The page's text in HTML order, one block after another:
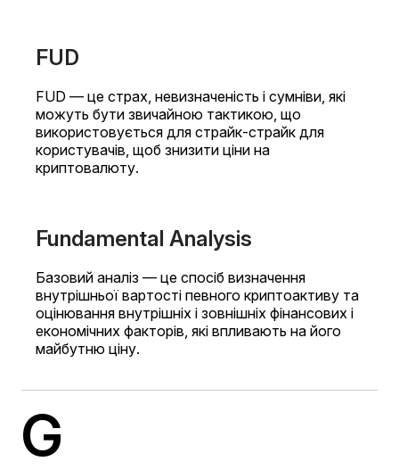
FUD
FUD — це страх, невизначеність і сумніви, які
можуть бути звичайною тактикою, що
використовується для страйк-страйк для
користувачів, щоб знизити ціни на
криптовалюту.
Fundamental Analysis
Базовий аналіз — це спосіб визначення
внутрішньої вартості певного криптоактиву та
оцінювання внутрішніх і зовнішніх фінансових і
економічних факторів, які впливають на його
майбутню ціну.
G